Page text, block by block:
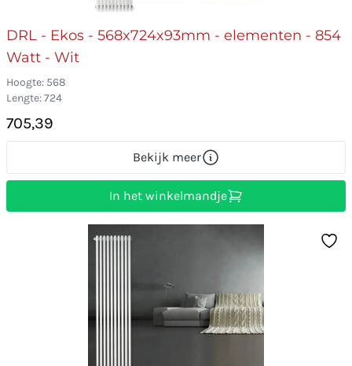
DRL - Ekos - 568x724x93mm - elementen - 854
Watt - Wit
Hoogte: 568
Lengte: 724
705,39
Bekijk meer
In het winkelmandje